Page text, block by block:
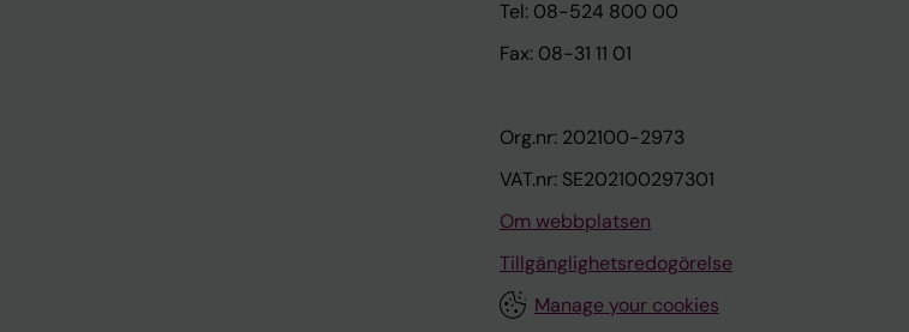
Tel: 08-524 800 00
Fax: 08-31 11 01
Org.nr: 202100-2973
VAT.nr: SE202100297301
Om webbplatsen
Tillgänglighetsredogörelse
Manage your cookies